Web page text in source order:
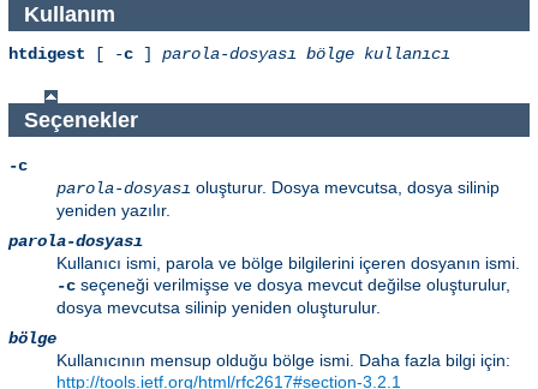
Kullanım
htdigest [ -c ] parola-dosyası bölge kullanıcı
Seçenekler
-c
parola-dosyası oluşturur. Dosya mevcutsa, dosya silinip
yeniden yazılır.
parola-dosyası
Kullanıcı ismi, parola ve bölge bilgilerini içeren dosyanın ismi.
-c seçeneği verilmişse ve dosya mevcut değilse oluşturulur,
dosya mevcutsa silinip yeniden oluşturulur.
bölge
Kullanıcının mensup olduğu bölge ismi. Daha fazla bilgi için:
http://tools.ietf.org/html/rfc2617#section-3.2.1